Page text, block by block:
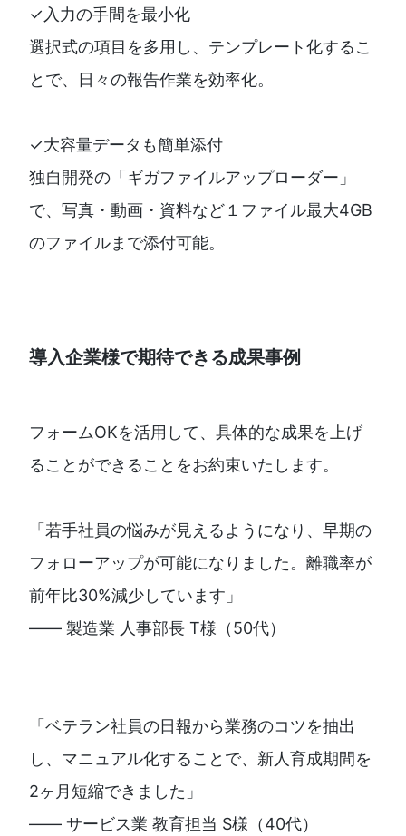
✓入力の手間を最小化
選択式の項目を多用し、テンプレート化するこ
とで、日々の報告作業を効率化。
✓大容量データも簡単添付
独自開発の「ギガファイルアップローダー」
で、写真・動画・資料など１ファイル最大4GB
のファイルまで添付可能。
導入企業様で期待できる成果事例
フォームOKを活用して、具体的な成果を上げ
ることができることをお約束いたします。
「若手社員の悩みが見えるようになり、早期の
フォローアップが可能になりました。離職率が
前年比30%減少しています」
—— 製造業 人事部長 T様（50代）
「ベテラン社員の日報から業務のコツを抽出
し、マニュアル化することで、新人育成期間を
2ヶ月短縮できました」
—— サービス業 教育担当 S様（40代）